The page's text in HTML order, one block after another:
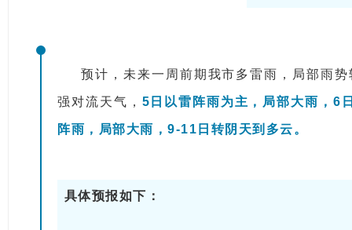
预计，未来一周前期我市多雷雨，局部雨
强对流天气， 5日以雷阵雨为主，局部大雨，6
阵雨，局部大雨，9-11日转阴天到多云。
具体预报如下：